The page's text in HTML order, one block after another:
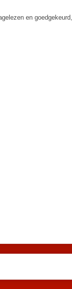
en